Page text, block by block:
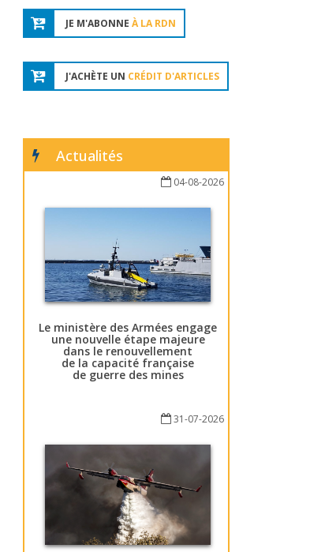
JE M'ABONNE À LA RDN
J'ACHÈTE UN CRÉDIT D'ARTICLES
Actualités
04-08-2026
Le ministère des Armées engage
une nouvelle étape majeure
dans le renouvellement
de la capacité française
de guerre des mines
31-07-2026